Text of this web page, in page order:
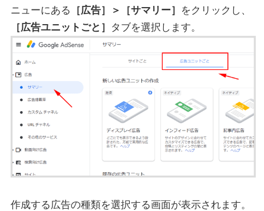
ニューにある
［広告］＞［サマリー］
をクリックし、
［広告ユニットごと］
タブを選択します。
作成する広告の種類を選択する画面が表示されます。